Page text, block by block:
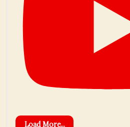
Load More...